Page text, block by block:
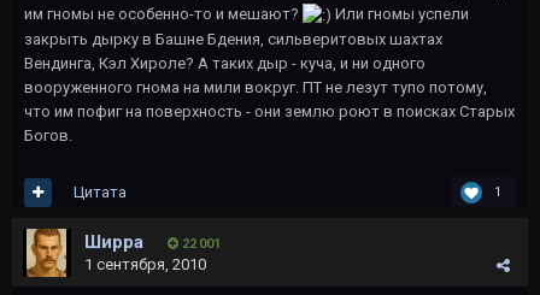
им гномы не особенно-то и мешают?
Или гномы успели
закрыть дырку в Башне Бдения, сильверитовых шахтах
Вендинга, Кэл Хироле? А таких дыр - куча, и ни одного
вооруженного гнома на мили вокруг. ПТ не лезут тупо потому,
что им пофиг на поверхность - они землю роют в поисках Старых
Богов.
1
Цитата
Ширра 22 001
1 сентября, 2010